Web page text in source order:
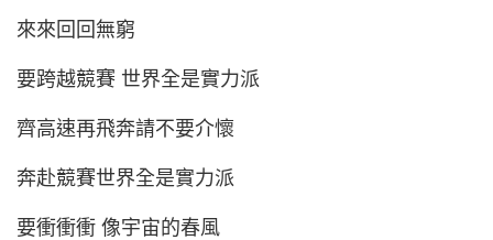
來來回回無窮
要跨越競賽 世界全是實力派
齊高速再飛奔請不要介懷
奔赴競賽世界全是實力派
要衝衝衝 像宇宙的春風